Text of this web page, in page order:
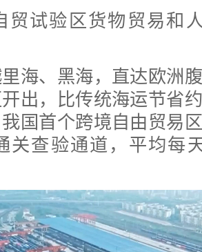
试验区货物贸易和人
、黑海，直达欧洲腹
出，比传统海运节省
国首个跨境自由贸易
关查验通道，平均每